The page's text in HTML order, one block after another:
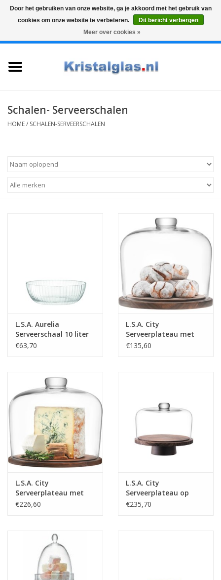
Graveren
Karaffen
Cadeaus
Schalen- Serveerschalen
HOME/ SCHALEN-SERVEERSCHALEN
L.S.A. Aurelia
Serveerschaal 10 liter
€63,70
L.S.A. City
Serveerplateau met
Stolp ø 22 cm
€135,60
L.S.A. City
Serveerplateau met
Stolp ø 32 cm
€226,60
L.S.A. City
Serveerplateau op
Voet met Stolp ø 26
€235,70
Door het gebruiken van onze website, ga je akkoord met het gebruik van
cookies om onze website te verbeteren.
Dit bericht verbergen
Meer over cookies »